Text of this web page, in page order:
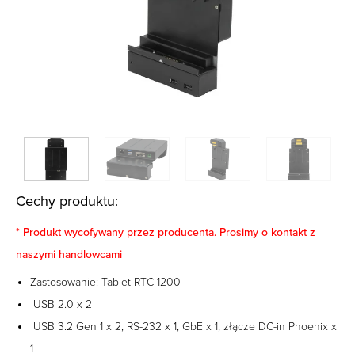
Cechy produktu:
* Produkt wycofywany przez producenta. Prosimy o kontakt z
naszymi handlowcami
Zastosowanie: Tablet RTC-1200
USB 2.0 x 2
USB 3.2 Gen 1 x 2, RS-232 x 1, GbE x 1, złącze DC-in Phoenix x
1